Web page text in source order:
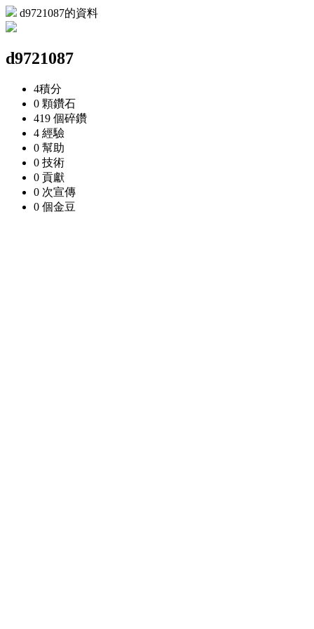
d9721087的資料
d9721087
4積分
0 顆鑽石
419 個碎鑽
4 經驗
0 幫助
0 技術
0 貢獻
0 次宣傳
0 個金豆